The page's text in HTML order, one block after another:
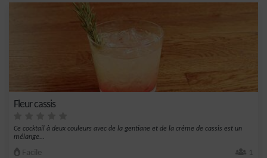
Fleur cassis
Ce cocktail à deux couleurs avec de la gentiane et de la crème de cassis est un
mélange...
Facile 1